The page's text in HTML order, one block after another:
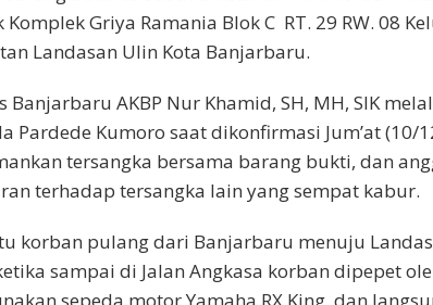
Komplek Griya Ramania Blok C RT. 29 RW. 08
Landasan Ulin Kota Banjarbaru.
Banjarbaru AKBP Nur Khamid, SH, MH, SIK
Pardede Kumoro saat dikonfirmasi Jum’at
tersangka bersama barang bukti, dan
terhadap tersangka lain yang sempat kabur.
korban pulang dari Banjarbaru menuju
sampai di Jalan Angkasa korban dipepet
sepeda motor Yamaha RX King, dan